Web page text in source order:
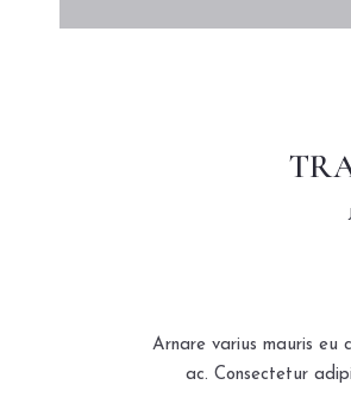
Arnare varius mauris eu
ac. Consectetur